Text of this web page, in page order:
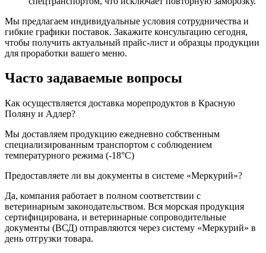
Мы предлагаем индивидуальные условия сотрудничества и
гибкие графики поставок. Закажите консультацию сегодня,
чтобы получить актуальный прайс-лист и образцы продукции
для проработки вашего меню.
Часто задаваемые вопросы
Как осуществляется доставка морепродуктов в Красную
Поляну и Адлер?
Мы доставляем продукцию ежедневно собственным
специализированным транспортом с соблюдением
температурного режима (-18°C)
Предоставляете ли вы документы в системе «Меркурий»?
Да, компания работает в полном соответствии с
ветеринарным законодательством. Вся морская продукция
сертифицирована, и ветеринарные сопроводительные
документы (ВСД) отправляются через систему «Меркурий» в
день отгрузки товара.